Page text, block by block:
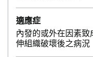
適應症
內發的或外在因素
伸組織破壞後之病況